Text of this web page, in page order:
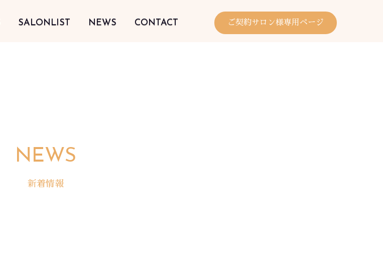
SALONLIST NEWS CONTACT ご契約サロン様専用ページ
NEWS
新着情報